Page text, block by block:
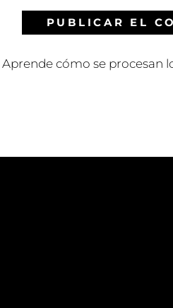
Aprende cómo se procesan